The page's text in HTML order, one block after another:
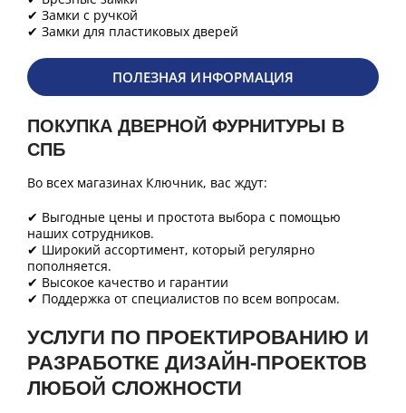
✔ Замки с ручкой
✔ Замки для пластиковых дверей
ПОЛЕЗНАЯ ИНФОРМАЦИЯ
ПОКУПКА ДВЕРНОЙ ФУРНИТУРЫ В
СПБ
Во всех магазинах Ключник, вас ждут:
✔ Выгодные цены и простота выбора с помощью
наших сотрудников.
✔ Широкий ассортимент, который регулярно
пополняется.
✔ Высокое качество и гарантии
✔ Поддержка от специалистов по всем вопросам.
УСЛУГИ ПО ПРОЕКТИРОВАНИЮ И
РАЗРАБОТКЕ ДИЗАЙН-ПРОЕКТОВ
ЛЮБОЙ СЛОЖНОСТИ